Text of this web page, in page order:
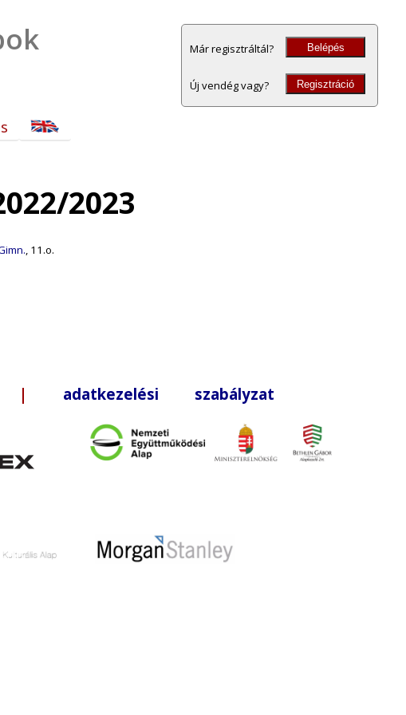
Már regisztráltál? Belépés
Új vendég vagy? Regisztráció
2023
, 11.o.
adatkezelési szabályzat